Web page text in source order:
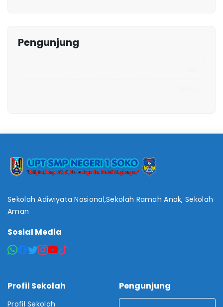
Pengunjung
Sekolah Adiwiyata Nasional,Sekolah Ramah Anak, Sekolah
Aman
Sosial Media
Profil Sekolah
Profil Sekolah
Pengunjung